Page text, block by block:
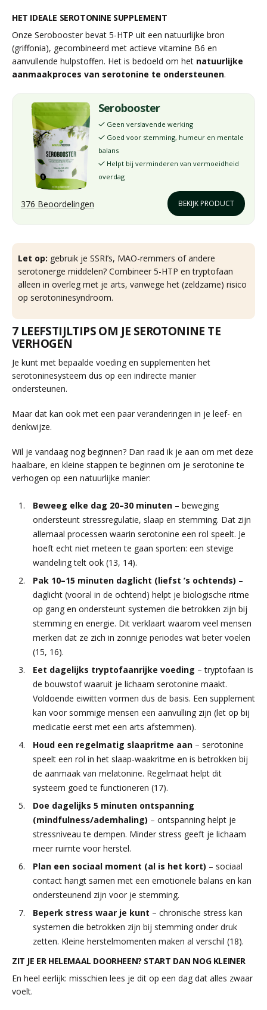
HET IDEALE SEROTONINE SUPPLEMENT
Onze Serobooster bevat 5-HTP uit een natuurlijke bron
(griffonia), gecombineerd met actieve vitamine B6 en
aanvullende hulpstoffen. Het is bedoeld om het natuurlijke
aanmaakproces van serotonine te ondersteunen.
Serobooster
✓ Geen verslavende werking
✓ Goed voor stemming, humeur en mentale
balans
✓ Helpt bij verminderen van vermoeidheid
overdag
376 Beoordelingen BEKIJK PRODUCT
Let op: gebruik je SSRI’s, MAO-remmers of andere
serotonerge middelen? Combineer 5-HTP en tryptofaan
alleen in overleg met je arts, vanwege het (zeldzame) risico
op serotoninesyndroom.
7 LEEFSTIJLTIPS OM JE SEROTONINE TE
VERHOGEN
Je kunt met bepaalde voeding en supplementen het
serotoninesysteem dus op een indirecte manier
ondersteunen.
Maar dat kan ook met een paar veranderingen in je leef- en
denkwijze.
Wil je vandaag nog beginnen? Dan raad ik je aan om met deze
haalbare, en kleine stappen te beginnen om je serotonine te
verhogen op een natuurlijke manier:
Beweeg elke dag 20–30 minuten – beweging
ondersteunt stressregulatie, slaap en stemming. Dat zijn
allemaal processen waarin serotonine een rol speelt. Je
hoeft echt niet meteen te gaan sporten: een stevige
wandeling telt ook (13, 14).
Pak 10–15 minuten daglicht (liefst ’s ochtends) –
daglicht (vooral in de ochtend) helpt je biologische ritme
op gang en ondersteunt systemen die betrokken zijn bij
stemming en energie. Dit verklaart waarom veel mensen
merken dat ze zich in zonnige periodes wat beter voelen
(15, 16).
Eet dagelijks tryptofaanrijke voeding – tryptofaan is
de bouwstof waaruit je lichaam serotonine maakt.
Voldoende eiwitten vormen dus de basis. Een supplement
kan voor sommige mensen een aanvulling zijn (let op bij
medicatie eerst met een arts afstemmen).
Houd een regelmatig slaapritme aan – serotonine
speelt een rol in het slaap-waakritme en is betrokken bij
de aanmaak van melatonine. Regelmaat helpt dit
systeem goed te functioneren (17).
Doe dagelijks 5 minuten ontspanning
(mindfulness/ademhaling) – ontspanning helpt je
stressniveau te dempen. Minder stress geeft je lichaam
meer ruimte voor herstel.
Plan een sociaal moment (al is het kort) – sociaal
contact hangt samen met een emotionele balans en kan
ondersteunend zijn voor je stemming.
Beperk stress waar je kunt – chronische stress kan
systemen die betrokken zijn bij stemming onder druk
zetten. Kleine herstelmomenten maken al verschil (18).
ZIT JE ER HELEMAAL DOORHEEN? START DAN NOG KLEINER
En heel eerlijk: misschien lees je dit op een dag dat alles zwaar
voelt.